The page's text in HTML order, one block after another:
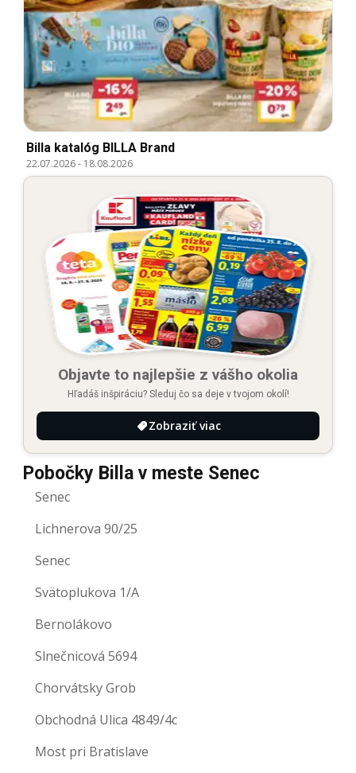
Billa katalóg BILLA Brand
22.07.2026- 18.08.2026
Objavte to najlepšie z vášho okolia
Hľadáš inšpiráciu? Sleduj čo sa deje v tvojom okolí!
Zobraziť viac
Pobočky Billa v meste Senec
Senec
Lichnerova 90/25
Senec
Svätoplukova 1/A
Bernolákovo
Slnečnicová 5694
Chorvátsky Grob
Obchodná Ulica 4849/4c
Most pri Bratislave